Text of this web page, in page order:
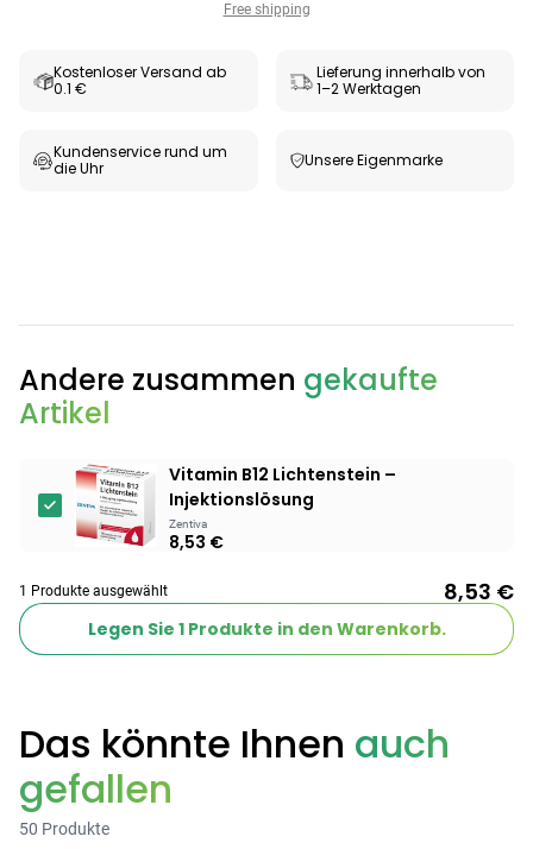
Free shipping
Kostenloser Versand ab
0.1 €
Lieferung innerhalb von
1–2 Werktagen
Kundenservice rund um
die Uhr
Unsere Eigenmarke
Andere zusammen gekaufte
Artikel
Vitamin B12 Lichtenstein –
Injektionslösung
Zentiva
8,53 €
1 Produkte ausgewählt 8,53 €
Legen Sie 1Produkte in den Warenkorb.
Das könnte Ihnen auch
gefallen
50 Produkte